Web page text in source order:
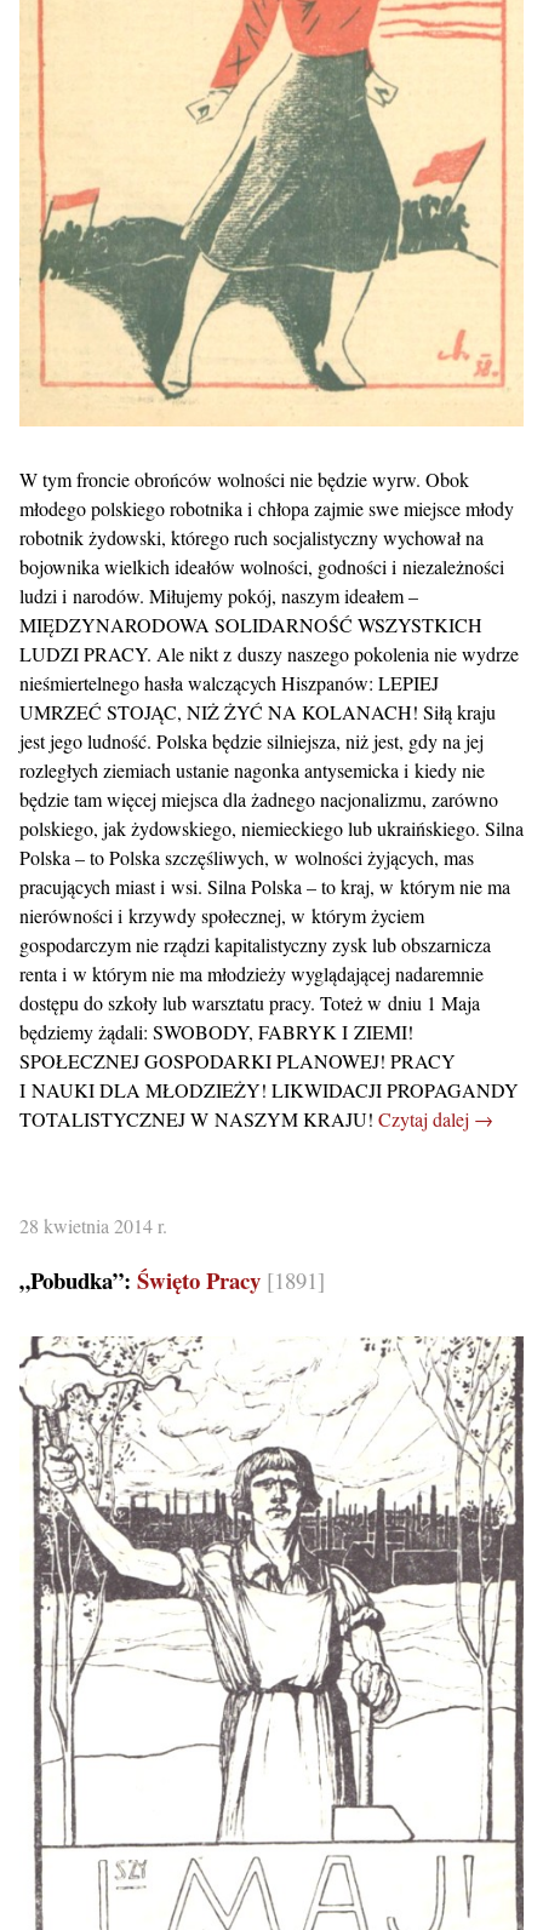
W tym froncie obrońców wolności nie będzie wyrw. Obok
młodego polskiego robotnika i chłopa zajmie swe miejsce młody
robotnik żydowski, którego ruch socjalistyczny wychował na
bojownika wielkich ideałów wolności, godności i niezależności
ludzi i narodów. Miłujemy pokój, naszym ideałem –
MIĘDZYNARODOWA SOLIDARNOŚĆ WSZYSTKICH
LUDZI PRACY. Ale nikt z duszy naszego pokolenia nie wydrze
nieśmiertelnego hasła walczących Hiszpanów: LEPIEJ
UMRZEĆ STOJĄC, NIŻ ŻYĆ NA KOLANACH! Siłą kraju
jest jego ludność. Polska będzie silniejsza, niż jest, gdy na jej
rozległych ziemiach ustanie nagonka antysemicka i kiedy nie
będzie tam więcej miejsca dla żadnego nacjonalizmu, zarówno
polskiego, jak żydowskiego, niemieckiego lub ukraińskiego. Silna
Polska – to Polska szczęśliwych, w wolności żyjących, mas
pracujących miast i wsi. Silna Polska – to kraj, w którym nie ma
nierówności i krzywdy społecznej, w którym życiem
gospodarczym nie rządzi kapitalistyczny zysk lub obszarnicza
renta i w którym nie ma młodzieży wyglądającej nadaremnie
dostępu do szkoły lub warsztatu pracy. Toteż w dniu 1 Maja
będziemy żądali: SWOBODY, FABRYK I ZIEMI!
SPOŁECZNEJ GOSPODARKI PLANOWEJ! PRACY
I NAUKI DLA MŁODZIEŻY! LIKWIDACJI PROPAGANDY
TOTALISTYCZNEJ W NASZYM KRAJU! Czytaj dalej →
28 kwietnia 2014 r.
„Pobudka”: Święto Pracy [1891]